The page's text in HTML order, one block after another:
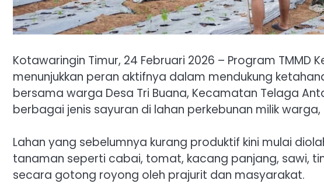
Kotawaringin Timur, 24 Februari 2026 – Program TMMD
menunjukkan peran aktifnya dalam mendukung
bersama warga Desa Tri Buana, Kecamatan Telaga
berbagai jenis sayuran di lahan perkebunan milik
Lahan yang sebelumnya kurang produktif kini mulai
tanaman seperti cabai, tomat, kacang panjang, sawi,
secara gotong royong oleh prajurit dan masyarakat.